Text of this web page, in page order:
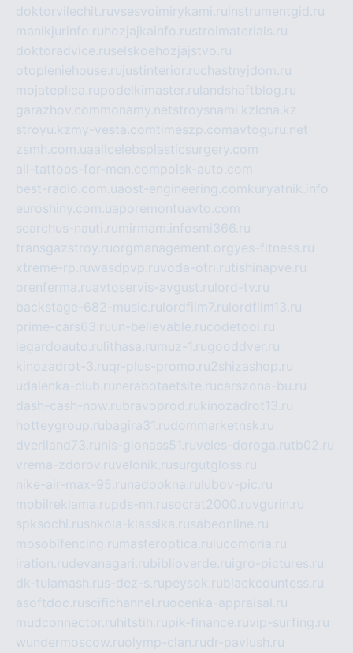
doktorvilechit.ruvsesvoimirykami.ru instrumentgid.ru
manikjurinfo.ru hozjajkainfo.rustroimaterials.ru
doktoradvice.ruselskoehozjajstvo.ru
otopleniehouse.ru justinterior.ruchastnyjdom.ru
mojateplica.rupodelkimaster.ru landshaftblog.ru
garazhov.com monamy.netstroysnami.kz lcna.kz
stroyu.kz my-vesta.com timeszp.comavtoguru.net
zsmh.com.uaallcelebsplasticsurgery.com
all-tattoos-for-men.com poisk-auto.com
best-radio.com.uaost-engineering.com kuryatnik.info
euroshiny.com.ua poremontuavto.com
searchus-nauti.ru mirmam.infosmi366.ru
transgazstroy.ruorgmanagement.orgyes-fitness.ru
xtreme-rp.ruwasdpvp.ruvoda-otri.rutishinapve.ru
orenferma.ruavtoservis-avgust.ru lord-tv.ru
backstage-682-music.ru lordfilm7.ru lordfilm13.ru
prime-cars63.ruun-believable.rucodetool.ru
legardoauto.ru lithasa.ru muz-1.rugooddver.ru
kinozadrot-3.ruqr-plus-promo.ru2shizashop.ru
udalenka-club.ru nerabotaetsite.rucarszona-bu.ru
dash-cash-now.rubravoprod.rukinozadrot13.ru
hotteygroup.rubagira31.rudommarketnsk.ru
dveriland73.ru nis-glonass51.ruveles-doroga.rutb02.ru
vrema-zdorov.ruvelonik.rusurgutgloss.ru
nike-air-max-95.ru nadookna.ru lubov-pic.ru
mobilreklama.rupds-nn.rusocrat2000.ruvgurin.ru
spksochi.rushkola-klassika.rusabeonline.ru
mosoblfencing.ru masteroptica.ru lucomoria.ru
iration.rudevanagari.rubiblioverde.ru igro-pictures.ru
dk-tulamash.rus-dez-s.rupeysok.rublackcountess.ru
asoftdoc.ruscifichannel.ruocenka-appraisal.ru
mudconnector.ru hitstih.rupik-finance.ruvip-surfing.ru
wundermoscow.ruolymp-clan.rudr-pavlush.ru